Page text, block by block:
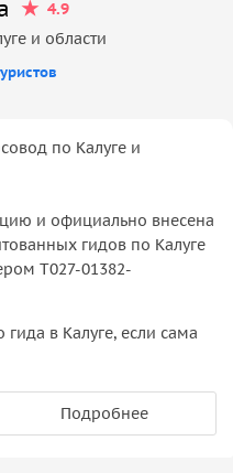
4.9
и области
по Калуге и
и официально внесена
гидов по Калуге
Т027-01382-
в Калуге, если сама
Подробнее